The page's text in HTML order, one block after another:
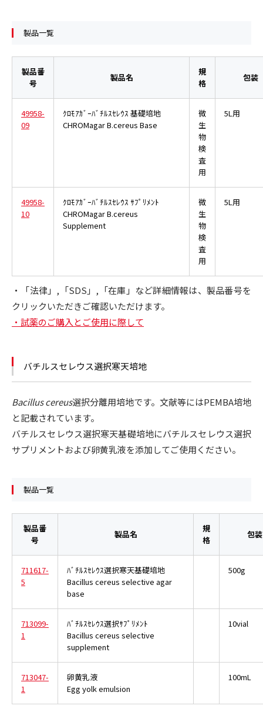
製品一覧
製品番
号
製品名
規
格
包装
49958-
09
ｸﾛﾓｱｶﾞｰﾊﾞﾁﾙｽｾﾚｳｽ 基礎培地
CHROMagar B.cereus Base
微
生
物
検
査
用
5L用
49958-
10
ｸﾛﾓｱｶﾞｰﾊﾞﾁﾙｽｾﾚｳｽ ｻﾌﾟﾘﾒﾝﾄ
CHROMagar B.cereus
Supplement
微
生
物
検
査
用
5L用
・「法律」,「SDS」,「在庫」など詳細情報は、製品番号を
クリックいただきご確認いただけます。
・試薬のご購入とご使用に際して
バチルスセレウス選択寒天培地
Bacillus cereus選択分離用培地です。文献等にはPEMBA培地
と記載されています。
バチルスセレウス選択寒天基礎培地にバチルスセレウス選択
サプリメントおよび卵黄乳液を添加してご使用ください。
製品一覧
製品番
号
製品名
規
格
包装
711617-
5
ﾊﾞﾁﾙｽｾﾚｳｽ選択寒天基礎培地
Bacillus cereus selective agar
base
500g
713099-
1
ﾊﾞﾁﾙｽｾﾚｳｽ選択ｻﾌﾟﾘﾒﾝﾄ
Bacillus cereus selective
supplement
10vial
713047-
1
卵黄乳液
Egg yolk emulsion
100mL